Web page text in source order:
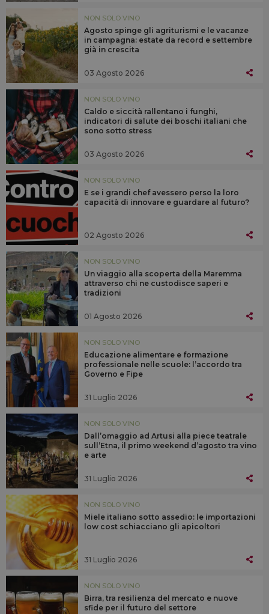
NON SOLO VINO
Agosto spinge gli agriturismi e le vacanze
in campagna: estate da record e settembre
già in crescita
03 Agosto 2026
NON SOLO VINO
Caldo e siccità rallentano i funghi,
indicatori di salute dei boschi italiani che
sono sotto stress
03 Agosto 2026
NON SOLO VINO
E se i grandi chef avessero perso la loro
capacità di innovare e guardare al futuro?
02 Agosto 2026
NON SOLO VINO
Un viaggio alla scoperta della Maremma
attraverso chi ne custodisce saperi e
tradizioni
01 Agosto 2026
NON SOLO VINO
Educazione alimentare e formazione
professionale nelle scuole: l’accordo tra
Governo e Fipe
31 Luglio 2026
NON SOLO VINO
Dall’omaggio ad Artusi alla piece teatrale
sull’Etna, il primo weekend d’agosto tra vino
e arte
31 Luglio 2026
NON SOLO VINO
Miele italiano sotto assedio: le importazioni
low cost schiacciano gli apicoltori
31 Luglio 2026
NON SOLO VINO
Birra, tra resilienza del mercato e nuove
sfide per il futuro del settore